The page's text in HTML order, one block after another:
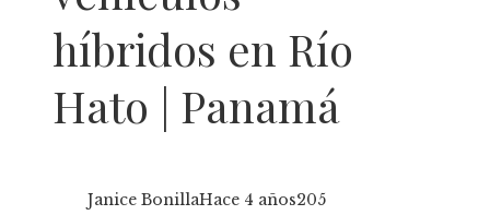
híbridos en Río
Hato | Panamá
Janice BonillaHace 4 años205